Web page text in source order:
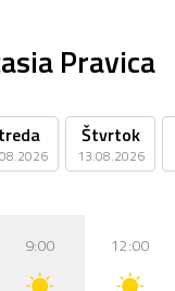
Pravica
Štvrtok
13.08.2026
9:00 12:00